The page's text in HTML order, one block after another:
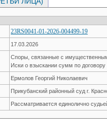
23RS0041-01-2026-004499-19
17.03.2026
Споры, связанные с
Иски о взыскании сумм по
Ермолов Георгий Николаевич
Прикубанский районный суд г.
Рассматривается единолично